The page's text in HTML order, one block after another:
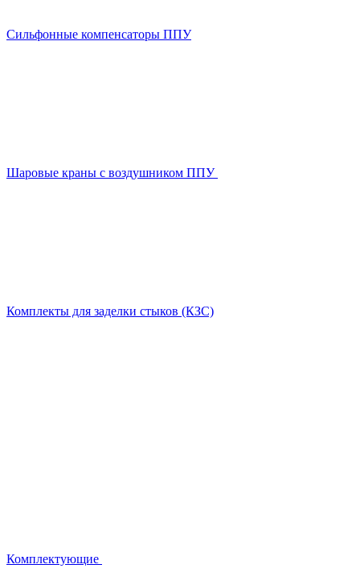
Сильфонные компенсаторы ППУ
Шаровые краны с воздушником ППУ
Комплекты для заделки стыков (КЗС)
Комплектующие